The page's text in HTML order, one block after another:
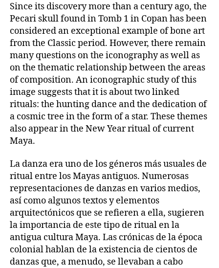
Since its discovery more than a century ago, the
Pecari skull found in Tomb 1 in Copan has been
considered an exceptional example of bone art
from the Classic period. However, there remain
many questions on the iconography as well as
on the thematic relationship between the areas
of composition. An iconographic study of this
image suggests that it is about two linked
rituals: the hunting dance and the dedication of
a cosmic tree in the form of a star. These themes
also appear in the New Year ritual of current
Maya.
La danza era uno de los géneros más usuales de
ritual entre los Mayas antiguos. Numerosas
representaciones de danzas en varios medios,
así como algunos textos y elementos
arquitectónicos que se refieren a ella, sugieren
la importancia de este tipo de ritual en la
antigua cultura Maya. Las crónicas de la época
colonial hablan de la existencia de cientos de
danzas que, a menudo, se llevaban a cabo